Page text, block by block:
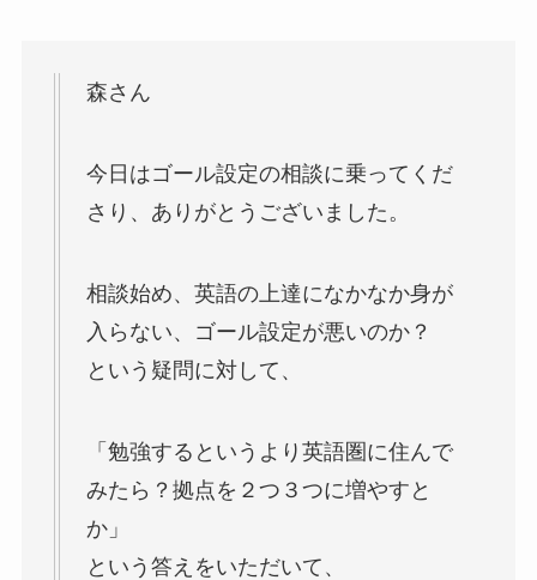
森さん
今日はゴール設定の相談に乗ってくだ
さり、ありがとうございました。
相談始め、英語の上達になかなか身が
入らない、ゴール設定が悪いのか？
という疑問に対して、
「勉強するというより英語圏に住んで
みたら？拠点を２つ３つに増やすと
か」
という答えをいただいて、